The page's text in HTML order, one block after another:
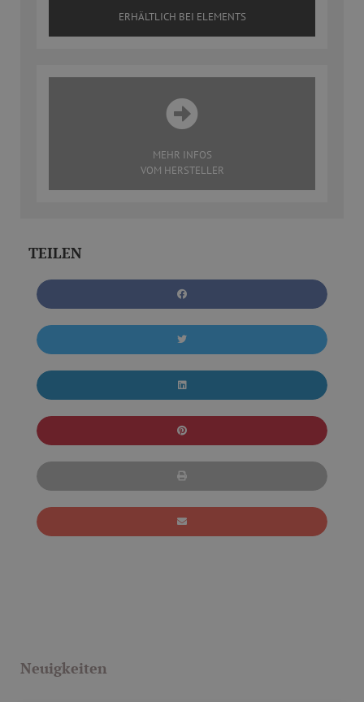
ERHÄLTLICH BEI ELEMENTS
MEHR INFOS
VOM HERSTELLER
TEILEN
Neuigkeiten